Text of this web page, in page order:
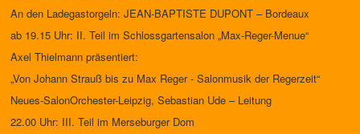
An den Ladegastorgeln: JEAN-BAPTISTE DUPONT – Bordeaux
ab 19.15 Uhr: II. Teil im Schlossgartensalon „Max-Reger-Menue“
Axel Thielmann präsentiert:
„Von Johann Strauß bis zu Max Reger - Salonmusik der Regerzeit“
Neues-SalonOrchester-Leipzig, Sebastian Ude – Leitung
22.00 Uhr: III. Teil im Merseburger Dom